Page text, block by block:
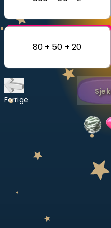
Bestill
Velg læreplan
Logg inn
80 + 50 + 20
Forrige